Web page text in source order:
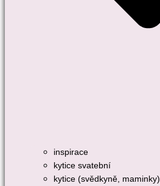
inspirace
kytice svatební
kytice (svědkyně, maminky)